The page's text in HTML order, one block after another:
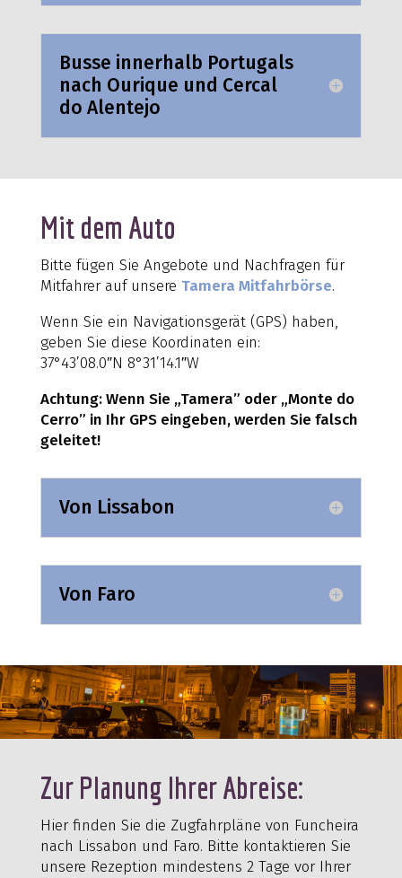
Busse innerhalb Portugals
nach Ourique und Cercal
do Alentejo
Mit dem Auto
Bitte fügen Sie Angebote und Nachfragen für
Mitfahrer auf unsere Tamera Mitfahrbörse.
Wenn Sie ein Navigationsgerät (GPS) haben,
geben Sie diese Koordinaten ein:
37°43’08.0″N 8°31’14.1″W
Achtung: Wenn Sie „Tamera” oder „Monte do
Cerro” in Ihr GPS eingeben, werden Sie falsch
geleitet!
Von Lissabon
Von Faro
Zur Planung Ihrer Abreise:
Hier finden Sie die Zugfahrpläne von Funcheira
nach Lissabon und Faro. Bitte kontaktieren Sie
unsere Rezeption mindestens 2 Tage vor Ihrer